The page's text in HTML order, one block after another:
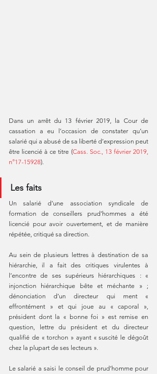
Dans un arrêt du 13 février 2019, la Cour de
cassation a eu l’occasion de constater qu’un
salarié qui a abusé de sa liberté d’expression peut
être licencié à ce titre (Cass. Soc., 13 février 2019,
n°17-15928).
Les faits
Un salarié d’une association syndicale de
formation de conseillers prud’hommes a été
licencié pour avoir ouvertement, et de manière
répétée, critiqué sa direction.
Au sein de plusieurs lettres à destination de sa
hiérarchie, il a fait des critiques virulentes à
l’encontre de ses supérieurs hiérarchiques : «
injonction hiérarchique bête et méchante » ;
dénonciation d’un directeur qui ment «
effrontément » et qui joue au « caporal »,
président dont la « bonne foi » est remise en
question, lettre du président et du directeur
qualifié de « torchon » ayant « suscité le dégoût
chez la plupart de ses lecteurs ».
Le salarié a saisi le conseil de prud’homme pour